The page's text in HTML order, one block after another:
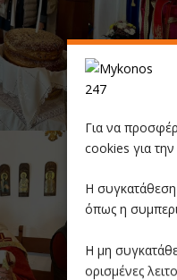
Για να
cookies για
Η συγκατάθεση
όπως η
Η μη
ορισμένες